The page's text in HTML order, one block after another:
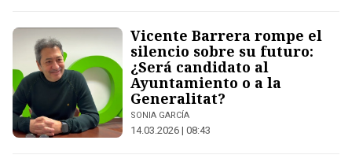
Vicente Barrera rompe el
silencio sobre su futuro:
¿Será candidato al
Ayuntamiento o a la
Generalitat?
SONIA GARCÍA
14.03.2026 | 08:43